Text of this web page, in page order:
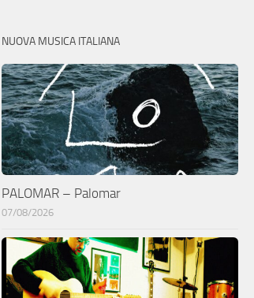
NUOVA MUSICA ITALIANA
PALOMAR – Palomar
07/08/2026